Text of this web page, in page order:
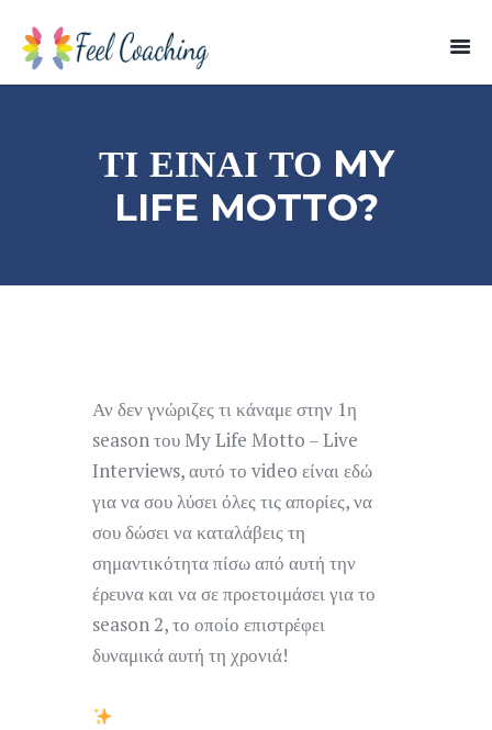
ΤΙ ΕΊΝΑΙ ΤΟ MY
LIFE MOTTO?
Αν δεν γνώριζες τι κάναμε στην 1η
season του My Life Motto – Live
Interviews, αυτό το video είναι εδώ
για να σου λύσει όλες τις απορίες, να
σου δώσει να καταλάβεις τη
σημαντικότητα πίσω από αυτή την
έρευνα και να σε προετοιμάσει για το
season 2, το οποίο επιστρέφει
δυναμικά αυτή τη χρονιά!